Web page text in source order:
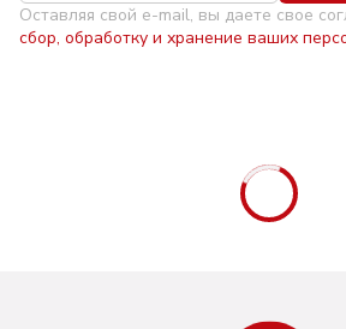
Оставляя свой e-mail, вы даете свое
сбор, обработку и хранение ваших